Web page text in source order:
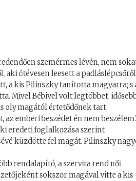
szemérmes lévén, nem
ötévesen leesett a
a kis Pilinszky tanította magyarra; s
Mivel Bébivel volt legtöbbet,
oly magától értetődőnek tart,
emberi beszédet én nem
eredeti foglalkozása szerint
küzdötte fel magát. Pilinszky
rendalapító, a szervita rend női
sokszor magával vitte a kis